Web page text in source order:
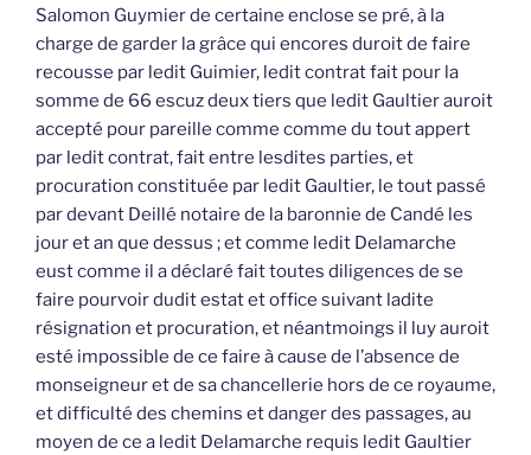
Salomon Guymier de certaine enclose se pré, à la
charge de garder la grâce qui encores duroit de faire
recousse par ledit Guimier, ledit contrat fait pour la
somme de 66 escuz deux tiers que ledit Gaultier auroit
accepté pour pareille comme comme du tout appert
par ledit contrat, fait entre lesdites parties, et
procuration constituée par ledit Gaultier, le tout passé
par devant Deillé notaire de la baronnie de Candé les
jour et an que dessus ; et comme ledit Delamarche
eust comme il a déclaré fait toutes diligences de se
faire pourvoir dudit estat et office suivant ladite
résignation et procuration, et néantmoings il luy auroit
esté impossible de ce faire à cause de l’absence de
monseigneur et de sa chancellerie hors de ce royaume,
et difficulté des chemins et danger des passages, au
moyen de ce a ledit Delamarche requis ledit Gaultier